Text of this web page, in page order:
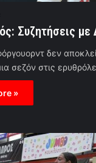
Συζητήσεις με
δεν
σεζόν στις
»